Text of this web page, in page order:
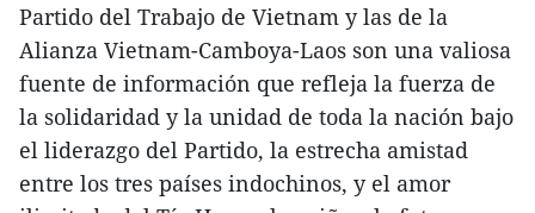
Partido del Trabajo de Vietnam y las de la
Alianza Vietnam-Camboya-Laos son una valiosa
fuente de información que refleja la fuerza de
la solidaridad y la unidad de toda la nación bajo
el liderazgo del Partido, la estrecha amistad
entre los tres países indochinos, y el amor